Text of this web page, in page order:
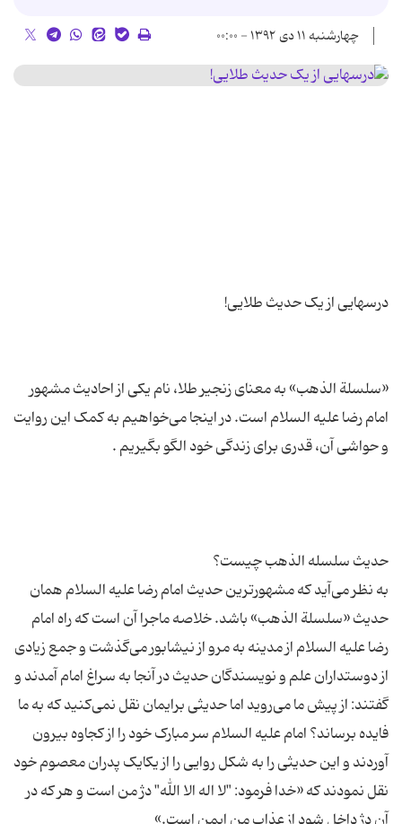
چهارشنبه ۱۱ دی ۱۳۹۲ - ۰۰:۰۰
«سلسلة الذهب» به معنای زنجیر طلا، نام یکی از احادیث مشهور
امام رضا علیه السلام است. در اینجا می‌خواهیم به کمک این روایت
به نظر می‌آید که مشهورترین حدیث امام رضا علیه السلام همان
حدیث «سلسلة الذهب» باشد. خلاصه ماجرا آن است که راه امام
رضا علیه السلام از مدینه به مرو از نیشابور می‌گذشت و جمع زیادی
از دوستداران علم و نویسندگان حدیث در آنجا به سراغ امام آمدند و
گفتند: از پیش ما می‌روید اما حدیثی برایمان نقل نمی‌کنید که به ما
فایده برساند؟ امام علیه السلام سر مبارک خود را از کجاوه بیرون
آوردند و این حدیثی را به شکل روایی را از یکایک پدران معصوم خود
نقل نمودند که «خدا فرمود: "لا اله الا الله" دژ من است و هر که در